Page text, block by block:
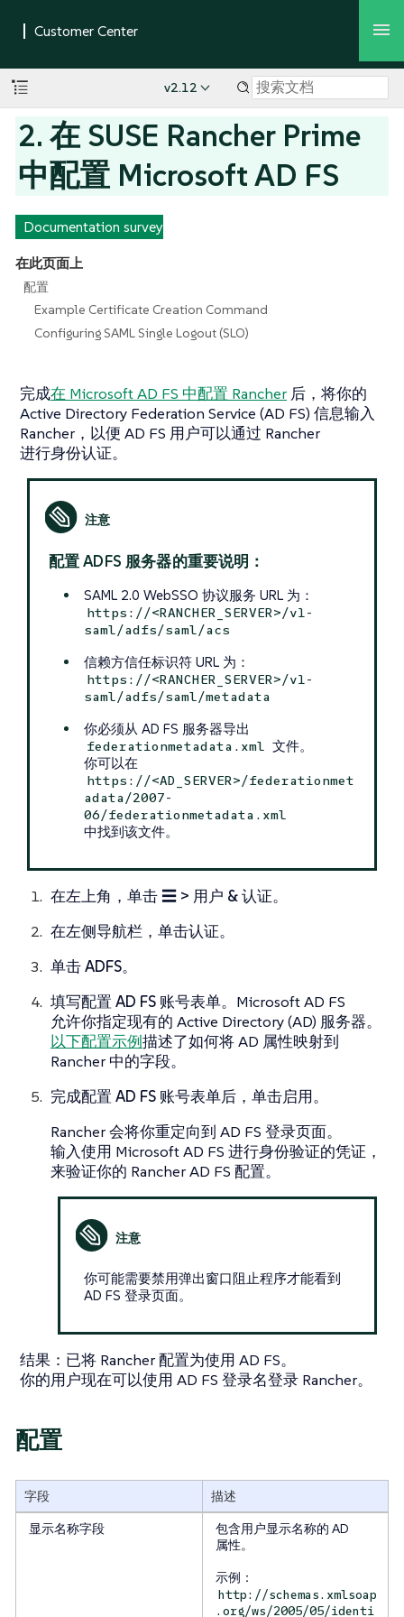
v2.12
2. 在 SUSE Rancher Prime
中配置 Microsoft AD FS
Documentation survey
在此页面上
配置
Example Certificate Creation Command
Configuring SAML Single Logout (SLO)
完成在 Microsoft AD FS 中配置 Rancher 后，将你的
Active Directory Federation Service (AD FS) 信息输入
Rancher，以便 AD FS 用户可以通过 Rancher
进行身份认证。
配置 ADFS 服务器的重要说明：
SAML 2.0 WebSSO 协议服务 URL 为：
https://<RANCHER_SERVER>/v1-
saml/adfs/saml/acs
信赖方信任标识符 URL 为：
https://<RANCHER_SERVER>/v1-
saml/adfs/saml/metadata
你必须从 AD FS 服务器导出
federationmetadata.xml
文件。
你可以在
https://<AD_SERVER>/federationmet
adata/2007-
06/federationmetadata.xml
中找到该文件。
在左上角，单击 ☰ > 用户 & 认证。
在左侧导航栏，单击认证。
单击ADFS。
填写配置 AD FS 账号表单。Microsoft AD FS
允许你指定现有的 Active Directory (AD) 服务器。
以下配置示例描述了如何将 AD 属性映射到
Rancher 中的字段。
完成配置 AD FS 账号表单后，单击启用。
Rancher 会将你重定向到 AD FS 登录页面。
输入使用 Microsoft AD FS 进行身份验证的凭证，
来验证你的 Rancher AD FS 配置。
你可能需要禁用弹出窗口阻止程序才能看到
AD FS 登录页面。
结果 ：已将 Rancher 配置为使用 AD FS。
你的用户现在可以使用 AD FS 登录名登录 Rancher。
配置
字段
描述
显示名称字段
包含用户显示名称的 AD
属性。
示例：
http://schemas.xmlsoap
.org/ws/2005/05/identi